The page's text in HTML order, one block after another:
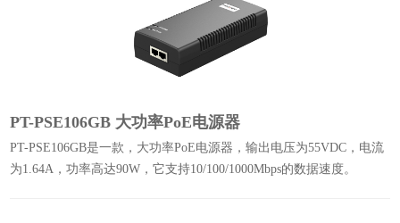
PT-PSE106GB 大功率PoE电源器
PT-PSE106GB是一款，大功率PoE电源器，输出电压为55VDC，电流
为1.64A，功率高达90W，它支持10/100/1000Mbps的数据速度。